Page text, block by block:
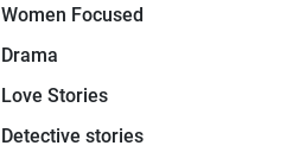
Women Focused
Drama
Love Stories
Detective stories